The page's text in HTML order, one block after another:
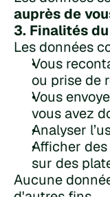
auprès de
3. Finalités
Les données
Vous
ou prise de
Vous
vous avez
Analyser
Afficher
sur des
Aucune